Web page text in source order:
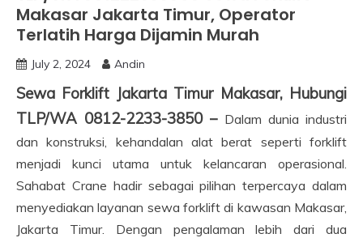
Makasar Jakarta Timur, Operator
Terlatih Harga Dijamin Murah
July 2, 2024 Andin
Sewa Forklift Jakarta Timur Makasar, Hubungi
TLP/WA 0812-2233-3850 – Dalam dunia industri
dan konstruksi, kehandalan alat berat seperti forklift
menjadi kunci utama untuk kelancaran operasional.
Sahabat Crane hadir sebagai pilihan terpercaya dalam
menyediakan layanan sewa forklift di kawasan Makasar,
Jakarta Timur. Dengan pengalaman lebih dari dua